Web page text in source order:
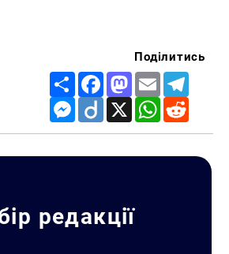
Поділитись
Share FacebookMastodon
Email
Messenger
Diigo X WhatsApp
редакції